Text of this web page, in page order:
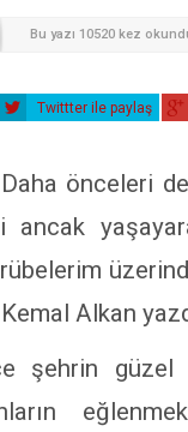
Bu yazı 10520 kez
Twittter ile paylaş
önceleri
Alkan
şehrin güzel